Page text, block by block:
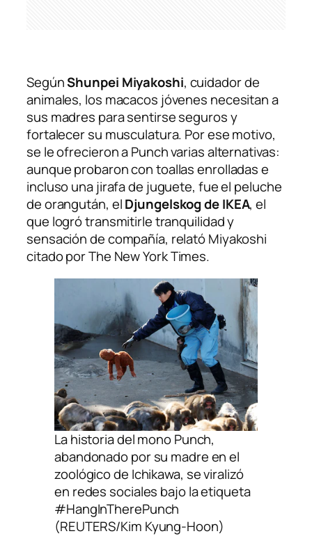
SegúnShunpei Miyakoshi, cuidador de
animales, los macacos jóvenes necesitan a
sus madres para sentirse seguros y
fortalecer su musculatura. Por ese motivo,
se le ofrecieron a Punch varias alternativas:
aunque probaron con toallas enrolladas e
incluso una jirafa de juguete, fue el peluche
de orangután, elDjungelskog de IKEA, el
que logró transmitirle tranquilidad y
sensación de compañía, relató Miyakoshi
citado porThe New York Times.
La historia del mono Punch,
abandonado por su madre en el
zoológico de Ichikawa, se viralizó
en redes sociales bajo la etiqueta
#HangInTherePunch
(REUTERS/Kim Kyung-Hoon)